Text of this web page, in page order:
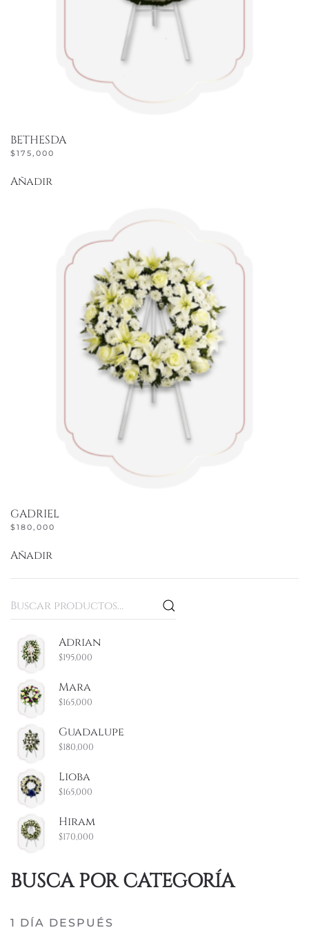
BETHESDA
$175,000
Añadir
GADRIEL
$180,000
Añadir
Buscar
por:
Adrian
$195,000
Mara
$165,000
Guadalupe
$180,000
Lioba
$165,000
Hiram
$170,000
BUSCA POR CATEGORÍA
1 DÍA DESPUÉS